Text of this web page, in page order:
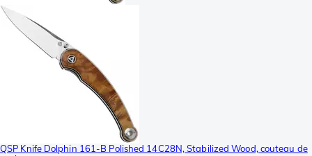
QSP Knife Dolphin 161-B Polished 14C28N, Stabilized Wood, couteau de